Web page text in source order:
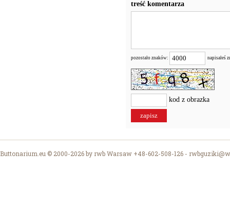
treść komentarza
pozostało znaków: napisałeś
kod z obrazka
Buttonarium.eu © 2000-2026 by rwb Warsaw +48-602-508-126 -